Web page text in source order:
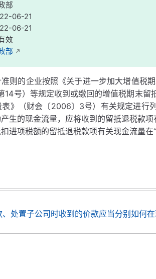
部
06-21
06-21
效
部
则的企业按照《关于进一步加大增值税
14号）等规定收到或缴回的增值税期末
》（财会〔2006〕3号）有关规定进行
生的现金流量，应将收到的留抵退税款
进项税额的留抵退税款项有关现金流量在
处置子公司时收到的价款应当分别如何在